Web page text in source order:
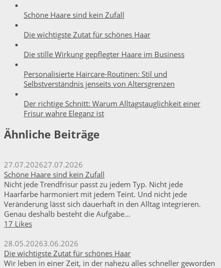
Schöne Haare sind kein Zufall
Die wichtigste Zutat für schönes Haar
Die stille Wirkung gepflegter Haare im Business
Personalisierte Haircare-Routinen: Stil und
Selbstverständnis jenseits von Altersgrenzen
Der richtige Schnitt: Warum Alltagstauglichkeit einer
Frisur wahre Eleganz ist
Ähnliche Beiträge
27.07.202627.07.2026
Schöne Haare sind kein Zufall
Nicht jede Trendfrisur passt zu jedem Typ. Nicht jede
Haarfarbe harmoniert mit jedem Teint. Und nicht jede
Veränderung lässt sich dauerhaft in den Alltag integrieren.
Genau deshalb besteht die Aufgabe...
17 Likes
28.05.20263.06.2026
Die wichtigste Zutat für schönes Haar
Wir leben in einer Zeit, in der nahezu alles schneller geworden